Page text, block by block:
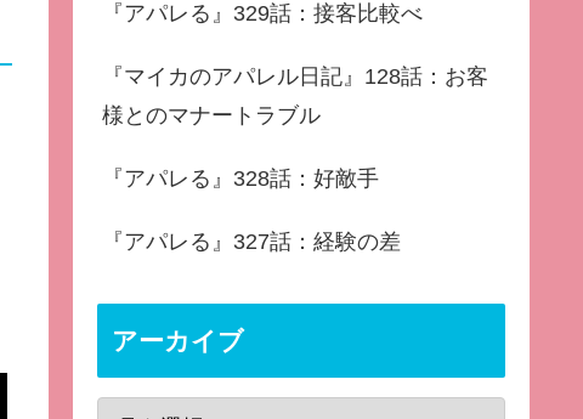
『アパレる』329話：接客比較べ
『マイカのアパレル日記』128話：お客
様とのマナートラブル
『アパレる』328話：好敵手
『アパレる』327話：経験の差
アーカイブ